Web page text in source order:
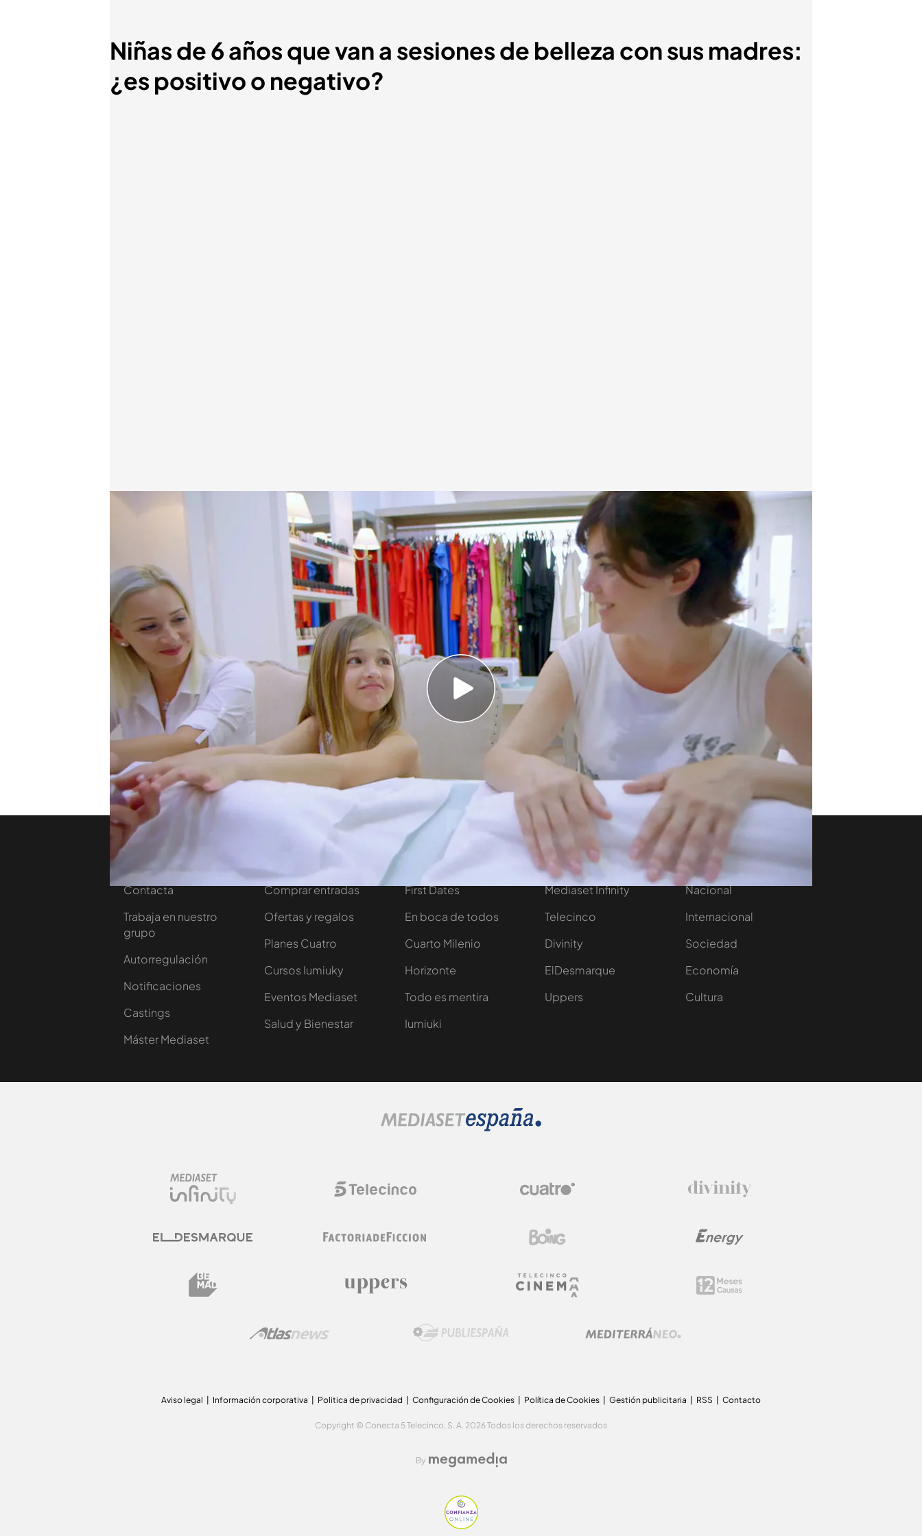
Niñas de 6 años que van a sesiones de belleza con sus madres:
¿es positivo o negativo?
Compartir
Después de conocer a mujeres que adoran engordar, y que se llenan el
cuerpo de tatuajes, Samanta se ha trasladado hasta Marbella para
conocer a una madre y a su hija que responden a los cánones de belleza
actuales. Las dos van juntas a salones de belleza para hacerse las uñas, el
pelo y maquillarse. Pero, ¿esto es bueno para una niña de 6 años como
Emma?...
TEMAS
Nosotros
Contacta
Trabaja en nuestro
grupo
Autorregulación
Notificaciones
Castings
Máster Mediaset
Comprar entradas
Ofertas y regalos
Planes Cuatro
Cursos Iumiuky
Eventos Mediaset
Salud y Bienestar
Programas
First Dates
En boca de todos
Cuarto Milenio
Horizonte
Todo es mentira
Iumiuki
Más de Mediaset
Mediaset Infinity
Telecinco
Divinity
ElDesmarque
Uppers
Noticias Cuatro
Nacional
Internacional
Sociedad
Economía
Cultura
Aviso legal Información corporativa Politica de privacidad Configuración de Cookies Política de Cookies Gestión publicitaria RSS Contacto
Copyright © Conecta 5 Telecinco, S. A. 2026 Todos los derechos reservados
By